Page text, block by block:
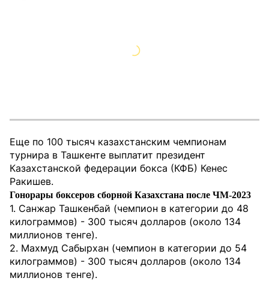
Еще по 100 тысяч казахстанским чемпионам
турнира в Ташкенте выплатит президент
Казахстанской федерации бокса (КФБ) Кенес
Ракишев.
Гонорары боксеров сборной Казахстана после ЧМ-2023
1. Санжар Ташкенбай (чемпион в категории до 48
килограммов) - 300 тысяч долларов (около 134
миллионов тенге).
2. Махмуд Сабырхан (чемпион в категории до 54
килограммов) - 300 тысяч долларов (около 134
миллионов тенге).